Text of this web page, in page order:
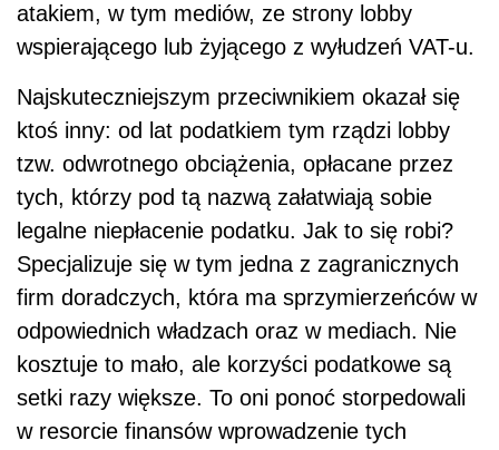
atakiem, w tym mediów, ze strony lobby
wspierającego lub żyjącego z wyłudzeń VAT-u.
Najskuteczniejszym przeciwnikiem okazał się
ktoś inny: od lat podatkiem tym rządzi lobby
tzw. odwrotnego obciążenia, opłacane przez
tych, którzy pod tą nazwą załatwiają sobie
legalne niepłacenie podatku. Jak to się robi?
Specjalizuje się w tym jedna z zagranicznych
firm doradczych, która ma sprzymierzeńców w
odpowiednich władzach oraz w mediach. Nie
kosztuje to mało, ale korzyści podatkowe są
setki razy większe. To oni ponoć storpedowali
w resorcie finansów wprowadzenie tych